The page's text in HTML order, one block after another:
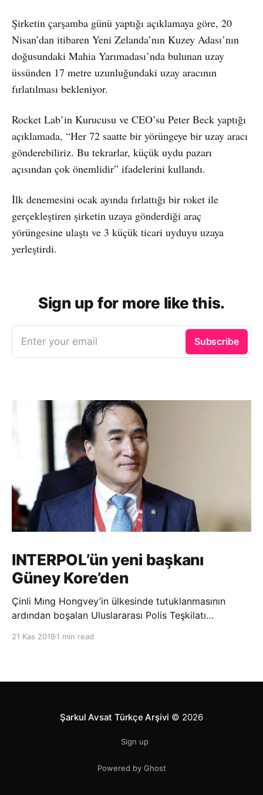
Şirketin çarşamba günü yaptığı açıklamaya göre, 20
Nisan’dan itibaren Yeni Zelanda’nın Kuzey Adası’nın
doğusundaki Mahia Yarımadası’nda bulunan uzay
üssünden 17 metre uzunluğundaki uzay aracının
fırlatılması bekleniyor.
Rocket Lab’in Kurucusu ve CEO’su Peter Beck yaptığı
açıklamada, “Her 72 saatte bir yörüngeye bir uzay aracı
gönderebiliriz. Bu tekrarlar, küçük uydu pazarı
açısından çok önemlidir” ifadelerini kullandı.
İlk denemesini ocak ayında fırlattığı bir roket ile
gerçekleştiren şirketin uzaya gönderdiği araç
yörüngesine ulaştı ve 3 küçük ticari uyduyu uzaya
yerleştirdi.
Sign up for more like this.
Enter your email Subscribe
INTERPOL’ün yeni başkanı
Güney Kore’den
Çinli Mıng Hongvey’in ülkesinde tutuklanmasının
ardından boşalan Uluslararası Polis Teşkilatı
21 Kas 2018 1 min read
Şarkul Avsat Türkçe Arşivi © 2026
Sign up
Powered by Ghost